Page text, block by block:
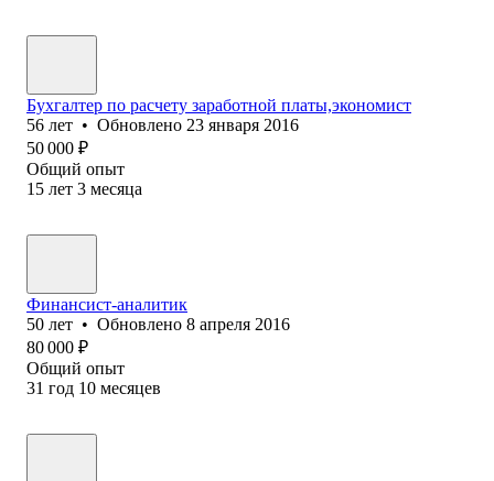
Бухгалтер по расчету заработной платы,экономист
56 лет • Обновлено 23 января 2016
50 000 ₽
Общий опыт
15 лет 3 месяца
Финансист-аналитик
50 лет • Обновлено 8 апреля 2016
80 000 ₽
Общий опыт
31 год 10 месяцев